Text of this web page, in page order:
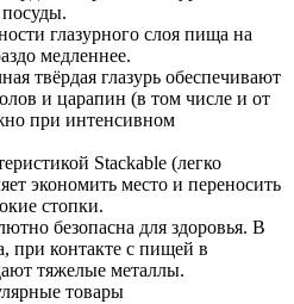
посуды.
глазурного слоя пища на
медленнее.
твёрдая глазурь обеспечивают
и царапин (в том числе и от
при интенсивном
Stackable (легко
экономить место и переносить
стопки.
безопасна для здоровья. В
при контакте с пищей в
тяжелые металлы.
товары